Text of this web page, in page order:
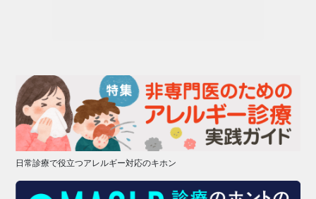
日常診療で役立つアレルギー対応のキホン